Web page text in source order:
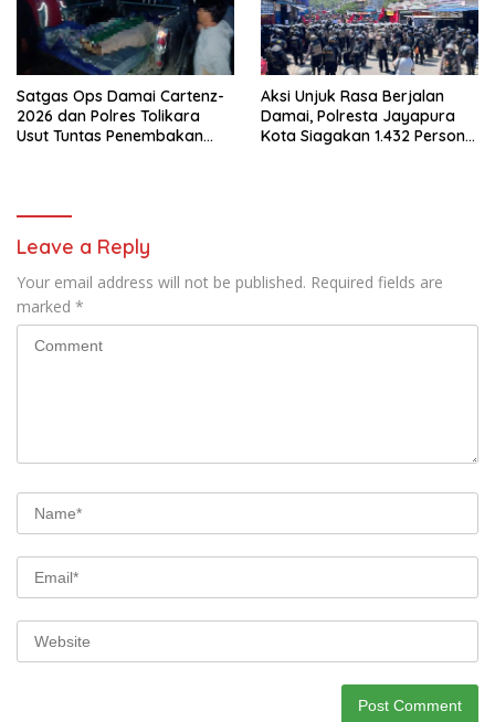
Satgas Ops Damai Cartenz-
2026 dan Polres Tolikara
Usut Tuntas Penembakan
Aksi Unjuk Rasa Berjalan
Damai, Polresta Jayapura
Kota Siagakan 1.432 Personel
Leave a Reply
Your email address will not be published. Required fields are
marked *